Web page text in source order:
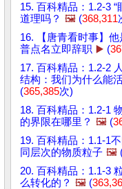
15. 百科精品：1.2-3 “
道理吗？ 🖼️ (368,311
16. 【唐青看时事】他
普点名立即辞职 ▶️ (
17. 百科精品：1.2-2
结构：我们为什么能
(365,385次)
18. 百科精品：1.2-1
的界限在哪里？ 🖼️ (
19. 百科精品：1.1-1
同层次的物质粒子 🖼️
20. 百科精品：1.1-3
么转化的？ 🖼️ (